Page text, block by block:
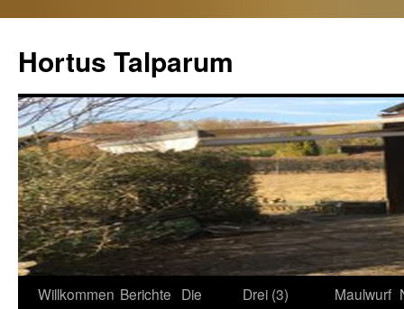
Hortus Talparum
Zum
Willkommen Berichte Die
Drei (3)
Maulwurf